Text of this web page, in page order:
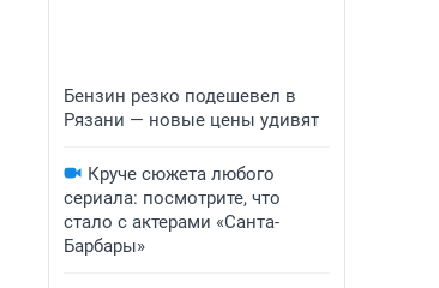
Бензин резко подешевел в
Рязани — новые цены удивят
Круче сюжета любого
сериала: посмотрите, что
стало с актерами «Санта-
Барбары»